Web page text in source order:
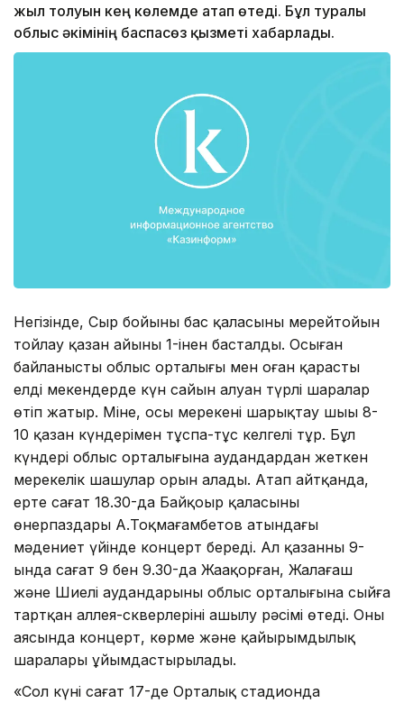
жыл толуын кең көлемде атап өтеді. Бұл туралы
облыс әкімінің баспасөз қызметі хабарлады.
Негізінде, Сыр бойының бас қаласының мерейтойын
тойлау қазан айының 1-інен басталды. Осыған
байланысты облыс орталығы мен оған қарасты
елді мекендерде күн сайын алуан түрлі шаралар
өтіп жатыр. Міне, осы мерекенің шарықтау шыңы 8-
10 қазан күндерімен тұспа-тұс келгелі тұр. Бұл
күндері облыс орталығына аудандардан жеткен
мерекелік шашулар орын алады. Атап айтқанда,
ертең сағат 18.30-да Байқоңыр қаласының
өнерпаздары А.Тоқмағамбетов атындағы
мәдениет үйінде концерт береді. Ал қазанның 9-
ында сағат 9 бен 9.30-да Жаңақорған, Жалағаш
және Шиелі аудандарының облыс орталығына сыйға
тартқан аллея-скверлерінің ашылу рәсімі өтеді. Оның
аясында концерт, көрме және қайырымдылық
шаралары ұйымдастырылады.
«Сол күні сағат 17-де Орталық стадионда